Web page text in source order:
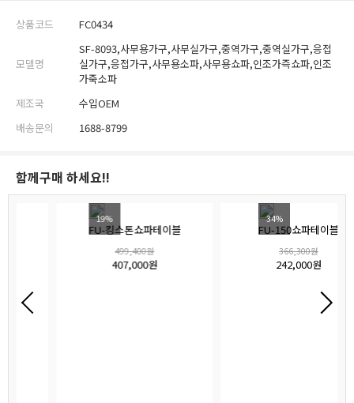
상품코드 FC0434
모델명
SF-8093,사무용가구,사무실가구,중역가구,중역실가구,응접
실가구,응접가구,사무용소파,사무용쇼파,인조가즉쇼파,인조
가죽소파
제조국
수입OEM
배송문의
1688-8799
함께구매 하세요!!
FU-킹스톤쇼파테이블
407,000원
FU-150쇼파테이블
242,000원